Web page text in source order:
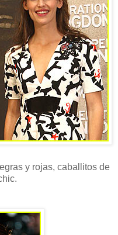
y rojas, caballitos de